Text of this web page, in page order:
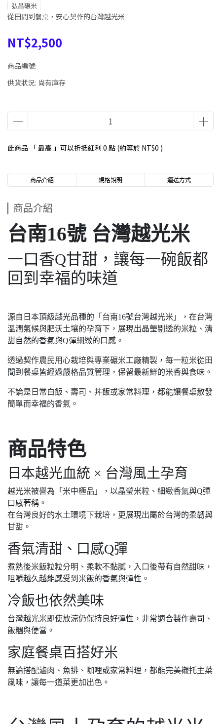
弘昌碾米
從田間到餐桌，安心契作的台灣越光米
NT$2,500
商品編號:
供貨狀況: 尚有庫存
此商品 「 最高 」可以折抵紅利 0 點 (約等於 NT$0 )
商品介紹 規格說明 運送方式
商品介紹
台南16號 台灣越光米
一口香Q甘甜，讓每一碗飯都
回到幸福的味道
源自日本頂級越光品種的「台南16號台灣越光米」，在台灣
溫潤氣候與肥沃土壤的孕育下，展現出晶瑩剔透的米粒、清
甜自然的香氣與Q彈細緻的口感。
透過契作農民用心栽培與專業碾米工廠精製，每一粒米從田
間到餐桌皆經過嚴格品質管理，保留最新鮮的米香與食味。
不論是日常白飯、壽司、丼飯或家常料理，都能讓餐桌散發
簡單而幸福的香氣。
商品特色
日本越光血統 × 台灣風土孕育
越光米被譽為「米中極品」，以晶瑩米粒、細緻香氣與Q彈
口感著稱。
在台灣良好的水土環境下栽培，更展現出屬於台灣的柔韌與
甘甜。
香氣清甜、口感Q彈
煮熟後米飯粒粒分明、柔軟不黏膩，入口後帶有自然甜味，
咀嚼越久越能感受到米飯的香氣與彈性。
冷飯也依然美味
台灣越光米即使放涼仍保持良好彈性，非常適合製作壽司、
飯糰與便當。
家庭餐桌百搭好米
無論搭配滷肉、魚排、咖哩或家常料理，都能完美襯托主菜
風味，讓每一道菜更加出色。